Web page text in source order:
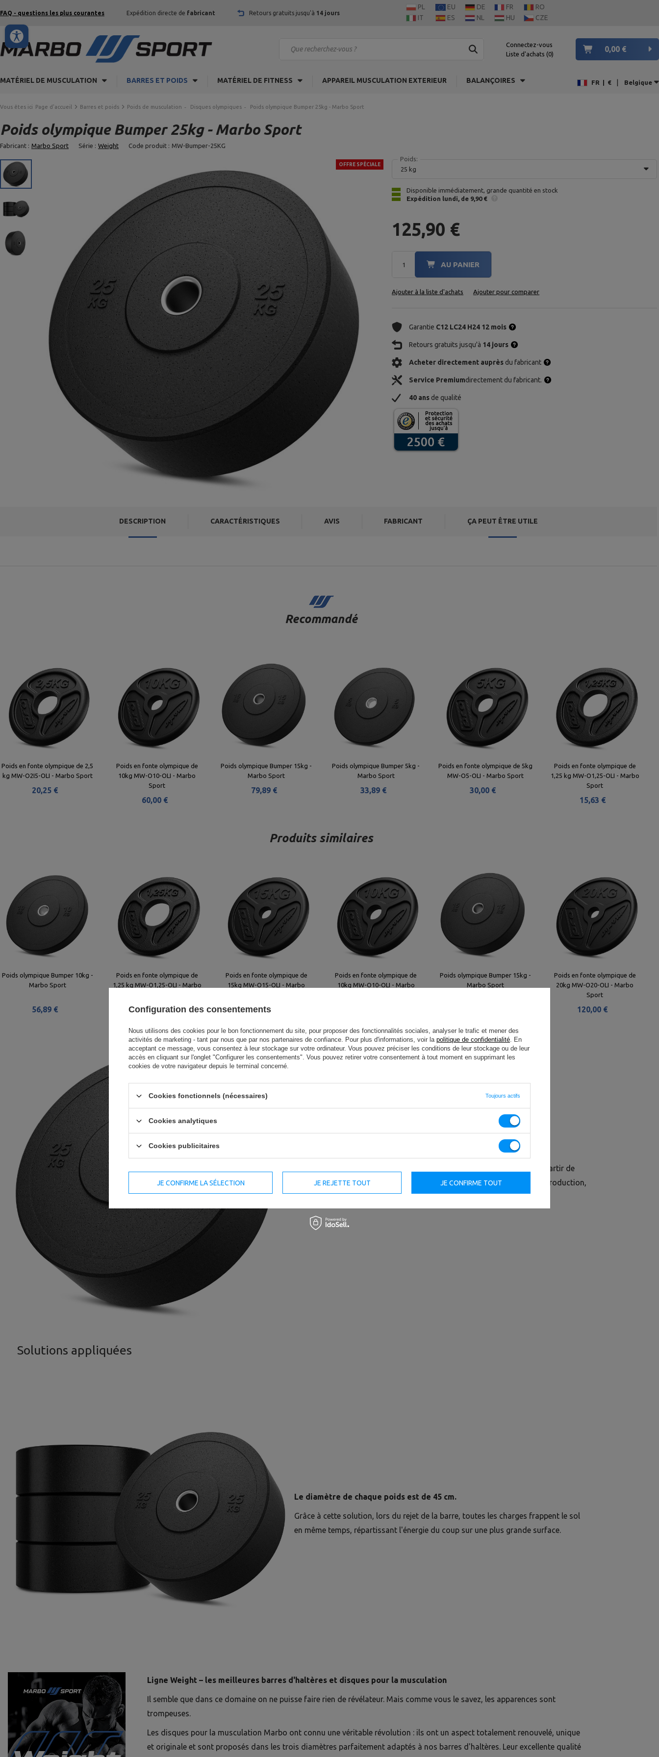
FAQ - questions les plus courantes Expédition directe de fabricant Retours gratuits jusqu'à 14 jours
PL EU DE FR
RO
IT
ES NL HU CZE
Connectez-vous
Liste d'achats 0
0,00 €
MATÉRIEL DE MUSCULATION BARRES ET POIDS MATÉRIEL DE FITNESS APPAREIL MUSCULATION EXTERIEUR BALANÇOIRES FR € | Belgique
Vous êtes ici Page d'accueil Barres et poids Poids de musculation Disques olympiques Poids olympique Bumper 25kg - Marbo Sport
Poids olympique Bumper 25kg - Marbo Sport
Fabricant : Marbo Sport Série : Weight Code produit : MW-Bumper-25KG
OFFRE SPÉCIALE
Poids:
25 kg
Disponible immédiatement, grande quantité en stock
Expédition lundi de 9,90 €
125,90 €
AU PANIER
Ajouter à la liste d'achats Ajouter pour comparer
Garantie C12 LC24 H24 12 mois
Retours gratuits jusqu'à 14 jours
Acheter directement auprès du fabricant
Service Premiumdirectement du fabricant.
40 ans de qualité
DESCRIPTION CARACTÉRISTIQUES AVIS FABRICANT ÇA PEUT ÊTRE UTILE
Recommandé
Poids en fonte olympique de 2,5
kg MW-O2I5-OLI - Marbo Sport
20,25 €
Poids en fonte olympique de
10kg MW-O10-OLI - Marbo
Sport
60,00 €
Poids olympique Bumper 15kg -
Marbo Sport
79,89 €
Poids olympique Bumper 5kg -
Marbo Sport
33,89 €
Poids en fonte olympique de 5kg
MW-O5-OLI - Marbo Sport
30,00 €
Poids en fonte olympique de
1,25 kg MW-O1,25-OLI - Marbo
Sport
15,63 €
Produits similaires
Poids olympique Bumper 10kg -
Marbo Sport
56,89 €
Poids en fonte olympique de
1,25 kg MW-O1,25-OLI - Marbo
15,63 €
Poids en fonte olympique de
15kg MW-O15-OLI - Marbo
90,00 €
Poids en fonte olympique de
10kg MW-O10-OLI - Marbo
Poids olympique Bumper 15kg -
Marbo Sport
Poids en fonte olympique de
20kg MW-O20-OLI - Marbo
Sport
120,00 €
Les disques flexibles MW-Bumper ont été fabriqués à cent pour cent à partir de
granulés en caoutchouc de pneus lourds, qui étaient des déchets post-production,
et qui n'ont pas été exploités sur la route.
Solutions appliquées
Le diamètre de chaque poids est de 45 cm.
Grâce à cette solution, lors du rejet de la barre, toutes les charges frappent le sol
en même temps, répartissant l'énergie du coup sur une plus grande surface.
Ligne Weight – les meilleures barres d'haltères et disques pour la musculation
Il semble que dans ce domaine on ne puisse faire rien de révélateur. Mais comme vous le savez, les apparences sont
trompeuses.
Les disques pour la musculation Marbo ont connu une véritable révolution : ils ont un aspect totalement renouvelé, unique
et originale et sont proposés dans les trois diamètres parfaitement adaptés à nos barres d'haltères. Leur excellente qualité
Configuration des consentements
Nous utilisons des cookies pour le bon fonctionnement du site, pour proposer des fonctionnalités sociales, analyser le trafic et mener des
activités de marketing - tant par nous que par nos partenaires de confiance. Pour plus d'informations, voir la politique de confidentialité. En
acceptant ce message, vous consentez à leur stockage sur votre ordinateur. Vous pouvez préciser les conditions de leur stockage ou de leur
accès en cliquant sur l'onglet "Configurer les consentements". Vous pouvez retirer votre consentement à tout moment en supprimant les
cookies de votre navigateur depuis le terminal concerné.
Cookies fonctionnels (nécessaires) Toujours actifs
Cookies analytiques
Cookies publicitaires
JE CONFIRME LA SÉLECTION JE REJETTE TOUT JE CONFIRME TOUT